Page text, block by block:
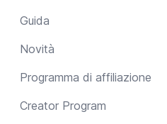
Guida
Novità
Programma di affiliazione
Creator Program